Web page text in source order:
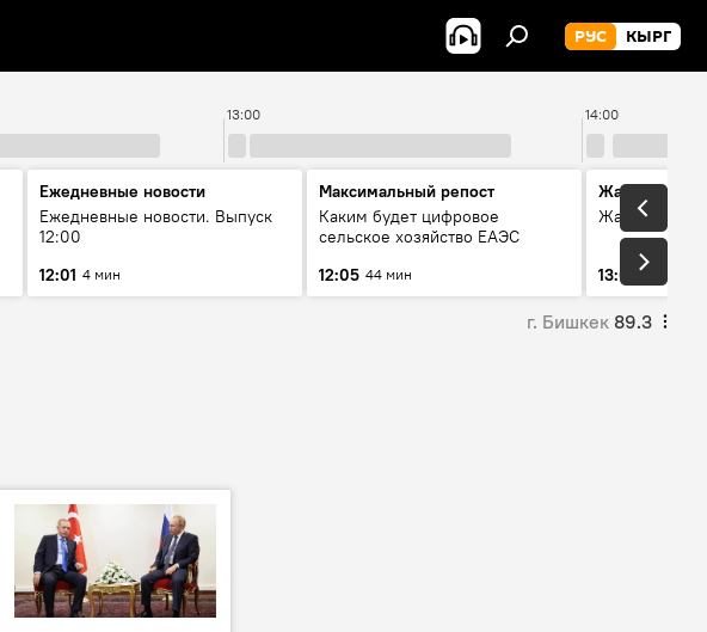
РУС КЫРГ
13:00 14:00
Ежедневные новости
Ежедневные новости. Выпуск
12:00
12:01 4 мин
Максимальный репост
Каким будет цифровое
сельское хозяйство ЕАЭС
12:05 44 мин
Жаңылыктар
13:01 3 мин
г. Бишкек 89.3